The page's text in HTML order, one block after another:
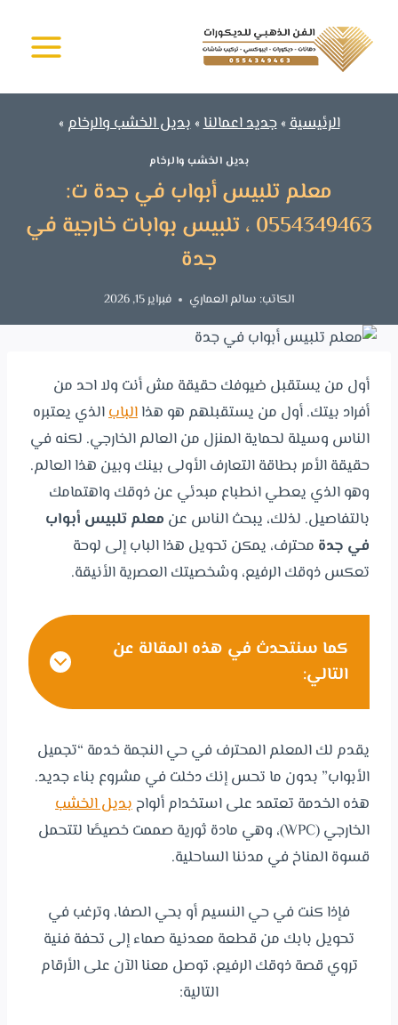
المحتوى
الرئيسية»جديد اعمالنا»بديل الخشب والرخام»
بديل الخشب والرخام
معلم تلبيس أبواب في جدة ت:
0554349463 ، تلبيس بوابات خارجية في
جدة
الكاتب: سالم العماري فبراير 15, 2026
أول من يستقبل ضيوفك حقيقة مش أنت ولا احد من
أفراد بيتك. أول من يستقبلهم هو هذاالبابالذي يعتبره
الناس وسيلة لحماية المنزل من العالم الخارجي. لكنه في
حقيقة الأمر بطاقة التعارف الأولى بينك وبين هذا العالم.
وهو الذي يعطي انطباع مبدئي عن ذوقك واهتمامك
بالتفاصيل. لذلك، يبحث الناس عن معلم تلبيس أبواب
في جدة محترف، يمكن تحويل هذا الباب إلى لوحة
تعكس ذوقك الرفيع، وشخصيتك العصرية الأنيقة.
كما سنتحدث في هذه المقالة عن
التالي:
يقدم لك المعلم المحترف في حي النجمة خدمة “تجميل
الأبواب” بدون ما تحس إنك دخلت في مشروع بناء جديد.
هذه الخدمة تعتمد على استخدام ألواحبديل الخشب
الخارجي (WPC)، وهي مادة ثورية صممت خصيصًا لتتحمل
قسوة المناخ في مدننا الساحلية.
فإذا كنت في حي النسيم أو بحي الصفا، وترغب في
تحويل بابك من قطعة معدنية صماء إلى تحفة فنية
تروي قصة ذوقك الرفيع، توصل معنا الآن على الأرقام
التالية: